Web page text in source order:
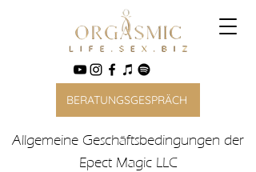
BERATUNGSGESPRÄCH
Allgemeine Geschäftsbedingungen der
Epect Magic LLC